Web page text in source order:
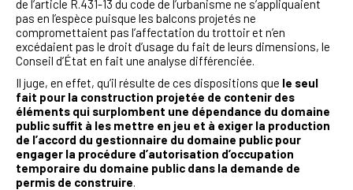
de l’article R.431-13 du code de l’urbanisme ne s’appliquaient
pas en l’espèce puisque les balcons projetés ne
compromettaient pas l’affectation du trottoir et n’en
excédaient pas le droit d’usage du fait de leurs dimensions, le
Conseil d’État en fait une analyse différenciée.
Il juge, en effet, qu’il résulte de ces dispositions que le seul
fait pour la construction projetée de contenir des
éléments qui surplombent une dépendance du domaine
public suffit à les mettre en jeu et à exiger la production
de l’accord du gestionnaire du domaine public pour
engager la procédure d’autorisation d’occupation
temporaire du domaine public dans la demande de
permis de construire.